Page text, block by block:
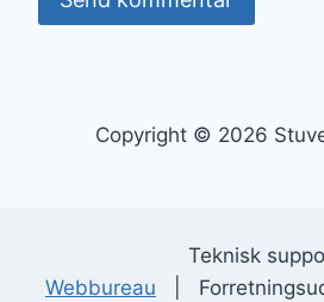
Copyright © 2026
Teknisk
Webbureau |